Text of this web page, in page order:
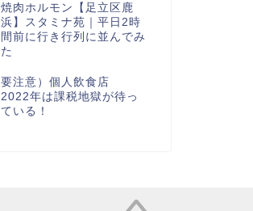
焼肉ホルモン【足立区鹿
浜】スタミナ苑｜平日2時
間前に行き行列に並んでみ
た
要注意）個人飲食店
2022年は課税地獄が待っ
ている！